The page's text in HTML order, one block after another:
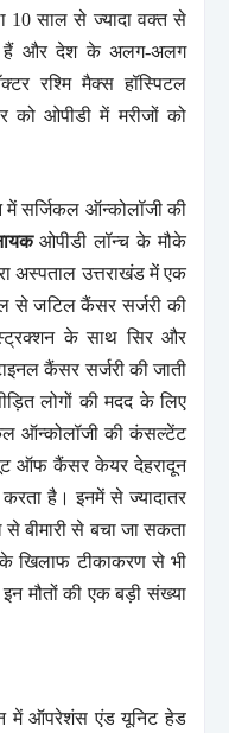
10 साल से ज्यादा वक्त से
हैं और देश के अलग-अलग
रश्मि मैक्स हॉस्पिटल
को ओपीडी में मरीजों को
में सर्जिकल ऑन्कोलॉजी की
ओपीडी लॉन्च के मौके
अस्पताल उत्तराखंड में एक
से जटिल कैंसर सर्जरी की
के साथ सिर और
कैंसर सर्जरी की जाती
लोगों की मदद के लिए
ऑन्कोलॉजी की कंसल्टेंट
ऑफ कैंसर केयर देहरादून
है। इनमें से ज्यादातर
बीमारी से बचा जा सकता
खिलाफ टीकाकरण से भी
मौतों की एक बड़ी संख्या
में ऑपरेशंस एंड यूनिट हेड